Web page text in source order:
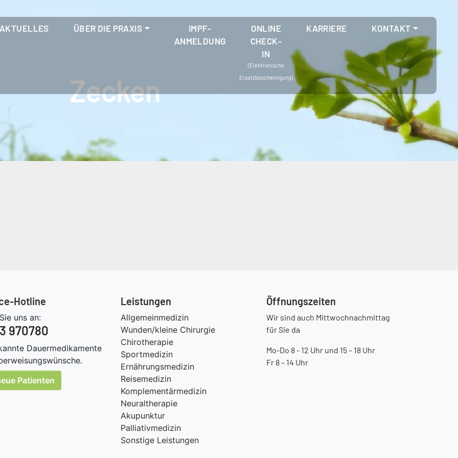
AKTUELLES ÜBER DIE PRAXIS
IMPF-
ANMELDUNG
ONLINE
CHECK-
IN
KARRIERE KONTAKT
Zecken
Hotline
uns an:
970780
Dauermedikamente
Patienten
Leistungen
Allgemeinmedizin
Wunden/kleine Chirurgie
Chirotherapie
Sportmedizin
Ernährungsmedizin
Reisemedizin
Komplementärmedizin
Neuraltherapie
Akupunktur
Palliativmedizin
Sonstige Leistungen
Öffnungszeiten
Wir sind auch Mittwochnachmittag
für Sie da
Mo-Do 8 - 12 Uhr und 15 – 18 Uhr
Fr 8 – 14 Uhr